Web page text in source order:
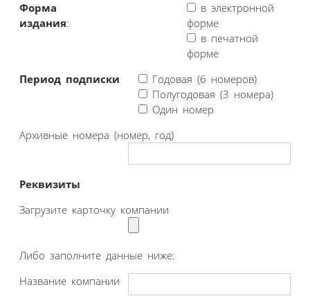
Форма
издания:
в электронной
форме
в печатной
форме
Период подписки
Годовая (6 номеров)
Полугодовая (3 номера)
Один номер
Архивные номера (номер, год)
Реквизиты
Загрузите карточку компании
Либо заполните данные ниже:
Название компании